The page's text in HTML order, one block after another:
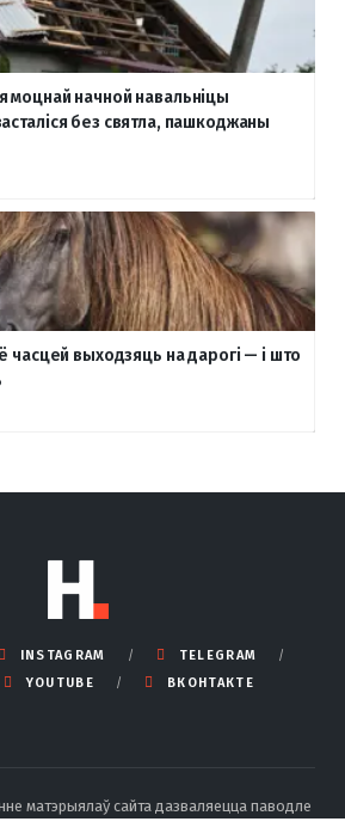
моцнай начной навальніцы
без святла, пашкоджаны
часцей выходзяць на дарогі — і што
INSTAGRAM
TELEGRAM
YOUTUBE ВКОНТАКТЕ
матэрыялаў сайта дазваляецца паводле